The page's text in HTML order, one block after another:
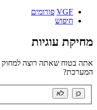
VGF פורומים
חיפוש
מחיקת עוגיות
אתה בטוח שאתה רוצה למחוק
המערכת?